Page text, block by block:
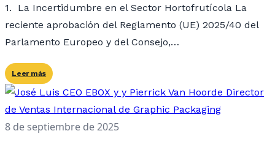
1. La Incertidumbre en el Sector Hortofrutícola La
reciente aprobación del Reglamento (UE) 2025/40 del
Parlamento Europeo y del Consejo,…
Leer más
8 de septiembre de 2025